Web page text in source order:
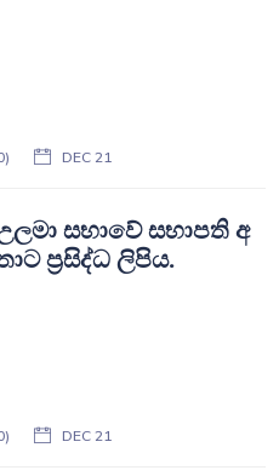
DEC 21
සභාවේ සභාපති අ
ප්‍රසිද්ධ ලිපිය.
DEC 21